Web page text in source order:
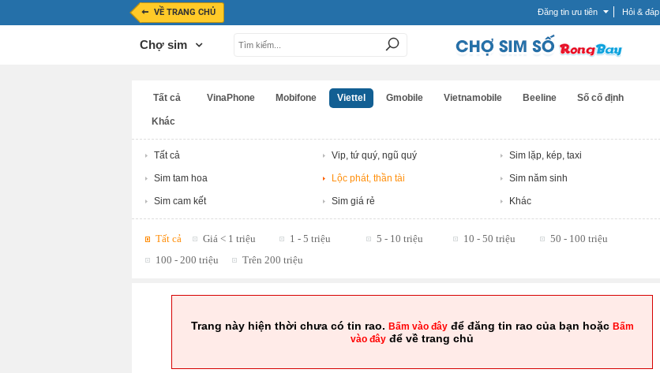
VỀ TRANG CHỦ Đăng tin ưu tiên Hỏi & đáp
Chợ sim
Tất cả VinaPhone Mobifone Viettel Gmobile Vietnamobile Beeline Số cố định
Khác
Tất cả Vip, tứ quý, ngũ quý Sim lặp, kép, taxi
Sim tam hoa Lộc phát, thần tài Sim năm sinh
Sim cam kết Sim giá rẻ Khác
Tất cả Giá < 1 triệu 1 - 5 triệu 5 - 10 triệu 10 - 50 triệu
50 - 100 triệu
100 - 200 triệu
Trên 200 triệu
Trang này hiện thời chưa có tin rao. Bấm vào đâyđể đăng tin rao của bạn hoặc Bấm
vào đây để về trang chủ